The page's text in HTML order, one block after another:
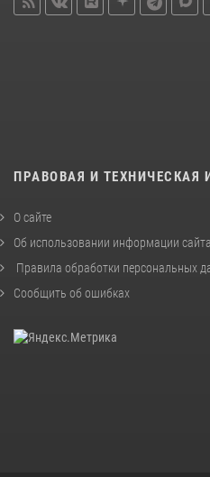
ПРАВОВАЯ И ТЕХНИЧЕСКАЯ
О сайте
Об использовании информации сайта
Правила обработки персональных
Сообщить об ошибках